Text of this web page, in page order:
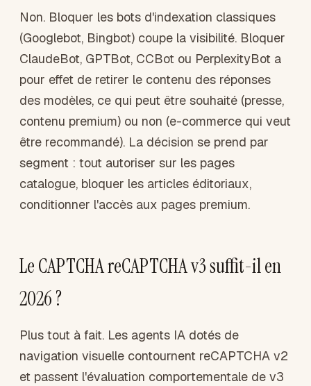
Non. Bloquer les bots d'indexation classiques
(Googlebot, Bingbot) coupe la visibilité. Bloquer
ClaudeBot, GPTBot, CCBot ou PerplexityBot a
pour effet de retirer le contenu des réponses
des modèles, ce qui peut être souhaité (presse,
contenu premium) ou non (e-commerce qui veut
être recommandé). La décision se prend par
segment : tout autoriser sur les pages
catalogue, bloquer les articles éditoriaux,
conditionner l'accès aux pages premium.
Le CAPTCHA reCAPTCHA v3 suffit-il en
2026 ?
Plus tout à fait. Les agents IA dotés de
navigation visuelle contournent reCAPTCHA v2
et passent l'évaluation comportementale de v3